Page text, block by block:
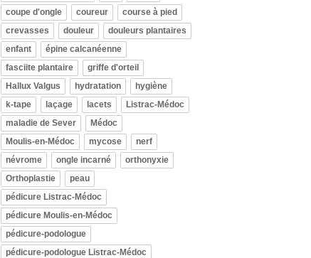
coupe d'ongle
coureur
course à pied
crevasses
douleur
douleurs plantaires
enfant
épine calcanéenne
fasciite plantaire
griffe d'orteil
Hallux Valgus
hydratation
hygiène
k-tape
laçage lacets
Listrac-Médoc
maladie de Sever
Médoc
Moulis-en-Médoc
mycose
nerf
névrome
ongle incarné
orthonyxie
Orthoplastie
peau
pédicure Listrac-Médoc
pédicure Moulis-en-Médoc
pédicure-podologue
pédicure-podologue Listrac-Médoc